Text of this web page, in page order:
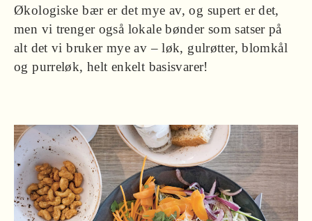
Økologiske bær er det mye av, og supert er det,
men vi trenger også lokale bønder som satser på
alt det vi bruker mye av – løk, gulrøtter, blomkål
og purreløk, helt enkelt basisvarer!